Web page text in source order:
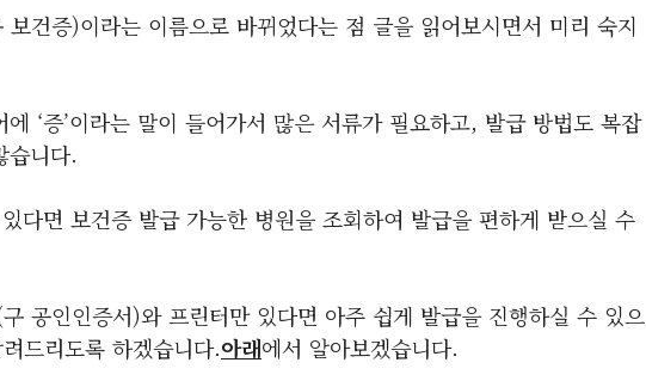
건증)이라는 이름으로 바뀌었다는 점 글을 읽어보시면서 미리 숙지
‘증’이라는 말이 들어가서 많은 서류가 필요하고, 발급 방법도 복잡
습니다.
다면 보건증 발급 가능한 병원을 조회하여 발급을 편하게 받으실 수
공인인증서)와 프린터만 있다면 아주 쉽게 발급을 진행하실 수 있으
드리도록 하겠습니다.아래에서 알아보겠습니다.